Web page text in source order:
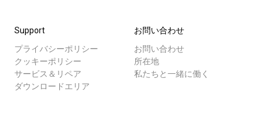
Support
プライバシーポリシー
クッキーポリシー
サービス＆リペア
ダウンロードエリア
お問い合わせ
お問い合わせ
所在地
私たちと一緒に働く